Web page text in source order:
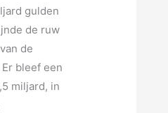
gulden
de ruw
de
bleef een
miljard, in